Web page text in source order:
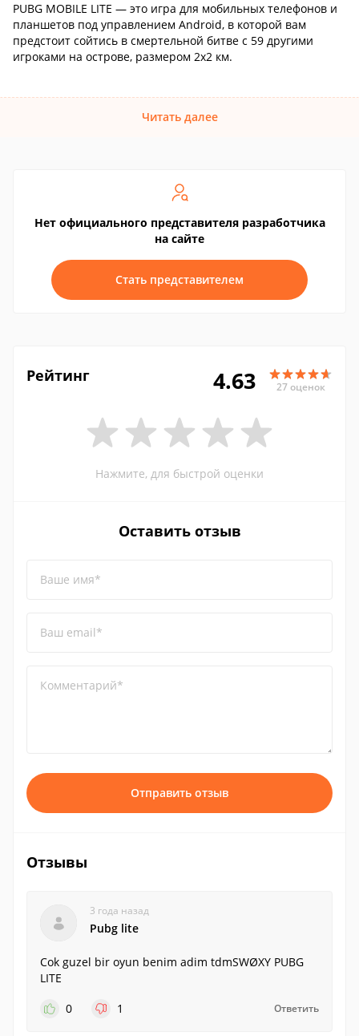
PUBG MOBILE LITE — это игра для мобильных телефонов и
планшетов под управлением Android, в которой вам
предстоит сойтись в смертельной битве с 59 другими
игроками на острове, размером 2х2 км.
Читать далее
Нет официального представителя разработчика
на сайте
Стать представителем
Рейтинг 4.63 27 оценок
Нажмите, для быстрой оценки
Оставить отзыв
Ваше имя*
Ваш email*
Комментарий*
Отправить отзыв
Отзывы
3 года назад
Pubg lite
Cok guzel bir oyun benim adim tdmSWØXY PUBG
LITE
0
1 Ответить